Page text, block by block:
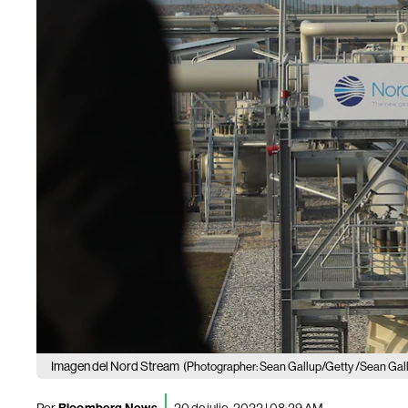
Imagen del Nord Stream (Photographer: Sean Gallup/Getty /Sean